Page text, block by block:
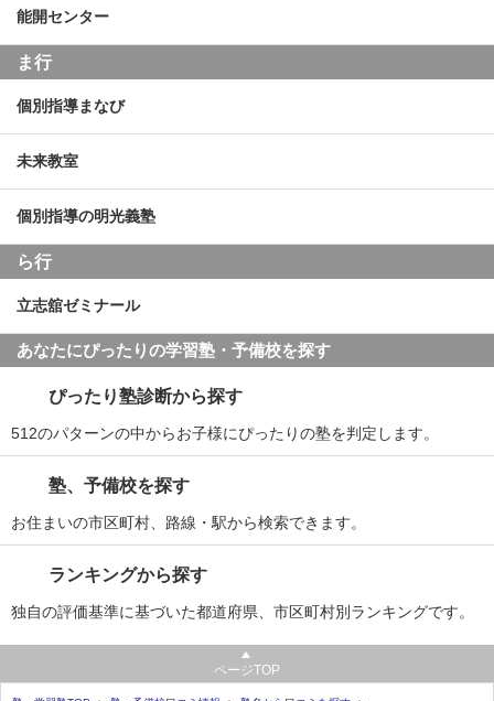
能開センター
ま行
個別指導まなび
未来教室
個別指導の明光義塾
ら行
立志舘ゼミナール
あなたにぴったりの学習塾・予備校を探す
ぴったり塾診断から探す
512のパターンの中からお子様にぴったりの塾を判定します。
塾、予備校を探す
お住まいの市区町村、路線・駅から検索できます。
ランキングから探す
独自の評価基準に基づいた都道府県、市区町村別ランキングです。
ページTOP